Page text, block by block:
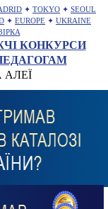
✦ TOKYO ✦ SEOUL
✦ EUROPE ✦ UKRAINE
КОНКУРСИ
АЛЕЇ